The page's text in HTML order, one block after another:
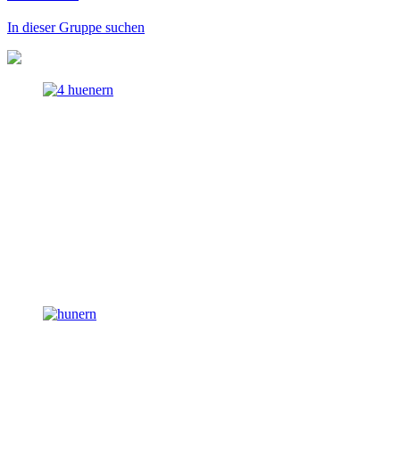
In dieser Gruppe suchen